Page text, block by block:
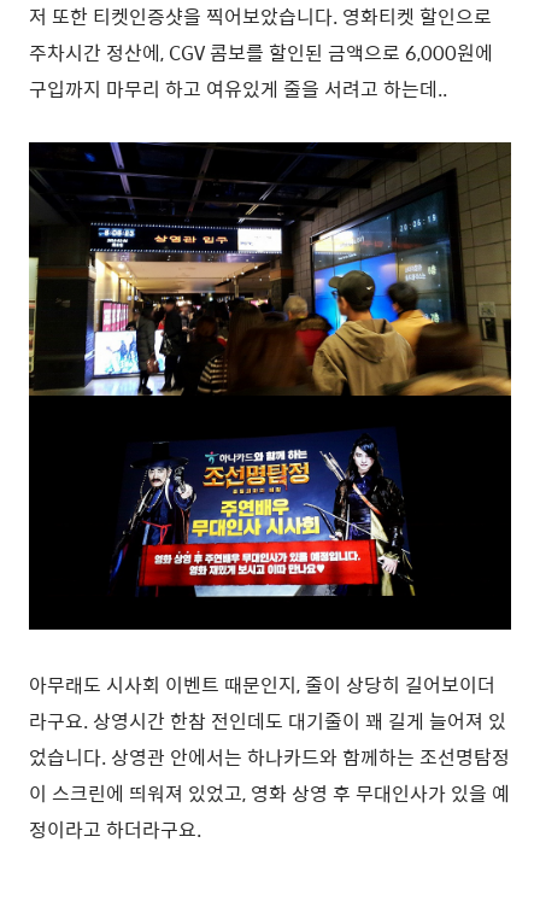
저 또한 티켓인증샷을 찍어보았습니다. 영화티켓 할인으로
주차시간 정산에, CGV 콤보를 할인된 금액으로 6,000원에
구입까지 마무리 하고 여유있게 줄을 서려고 하는데..
아무래도 시사회 이벤트 때문인지, 줄이 상당히 길어보이더
라구요. 상영시간 한참 전인데도 대기줄이 꽤 길게 늘어져 있
었습니다. 상영관 안에서는 하나카드와 함께하는 조선명탐정
이 스크린에 띄워져 있었고, 영화 상영 후 무대인사가 있을 예
정이라고 하더라구요.